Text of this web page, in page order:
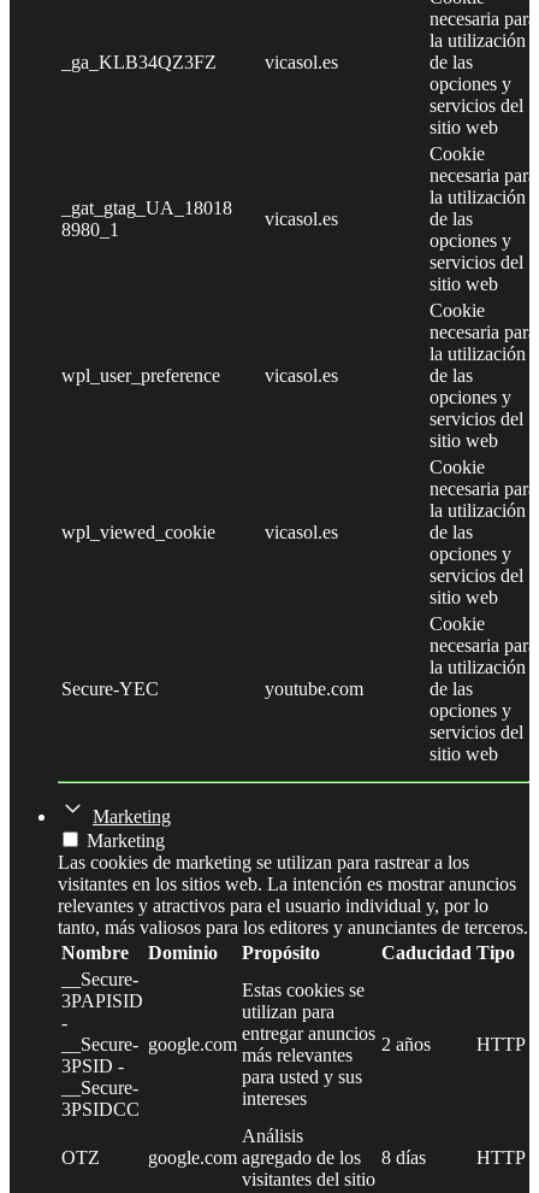
_ga_KLB34QZ3FZ vicasol.es
necesaria para
la utilización
de las
opciones y
servicios del
sitio web
_gat_gtag_UA_18018
8980_1
vicasol.es
Cookie
necesaria para
la utilización
de las
opciones y
servicios del
sitio web
wpl_user_preference vicasol.es
Cookie
necesaria para
la utilización
de las
opciones y
servicios del
sitio web
wpl_viewed_cookie vicasol.es
Cookie
necesaria para
la utilización
de las
opciones y
servicios del
sitio web
Secure-YEC youtube.com
Cookie
necesaria para
la utilización
de las
opciones y
servicios del
sitio web
Marketing
Marketing
Las cookies de marketing se utilizan para rastrear a los
visitantes en los sitios web. La intención es mostrar anuncios
relevantes y atractivos para el usuario individual y, por lo
tanto, más valiosos para los editores y anunciantes de terceros.
Nombre
Dominio Propósito Caducidad Tipo
__Secure-
3PAPISID
-
__Secure-
3PSID -
__Secure-
3PSIDCC
google.com
Estas cookies se
utilizan para
entregar anuncios
más relevantes
para usted y sus
intereses
2 años HTTP
OTZ google.com
Análisis
agregado de los
visitantes del sitio
8 días HTTP